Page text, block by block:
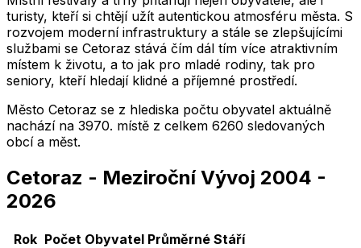
turisty, kteří si chtějí užít autentickou atmosféru města. S
rozvojem moderní infrastruktury a stále se zlepšujícími
službami se Cetoraz stává čím dál tím více atraktivním
místem k životu, a to jak pro mladé rodiny, tak pro
seniory, kteří hledají klidné a příjemné prostředí.
Město Cetoraz se z hlediska počtu obyvatel aktuálně
nachází na 3970. místě z celkem 6260 sledovaných
obcí a měst.
Cetoraz - Meziroční Vývoj 2004 -
2026
Rok Počet Obyvatel Průměrné Stáří